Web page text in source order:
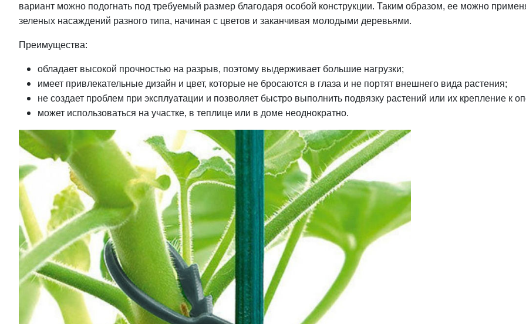
вариант можно подогнать под требуемый размер благодаря особой конструкции. Таким образом, ее можно
зеленых насаждений разного типа, начиная с цветов и заканчивая молодыми деревьями.
Преимущества:
обладает высокой прочностью на разрыв, поэтому выдерживает большие нагрузки;
имеет привлекательные дизайн и цвет, которые не бросаются в глаза и не портят внешнего вида растения;
не создает проблем при эксплуатации и позволяет быстро выполнить подвязку растений или их крепление к
может использоваться на участке, в теплице или в доме неоднократно.